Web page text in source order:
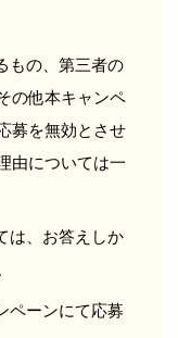
もの、第三者の
の他本キャンペ
募を無効とさせ
由については一
は、お答えしか
ペーンにて応募